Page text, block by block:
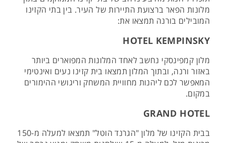
מלונות הפאר ברצועת התיירות של העיר. בין בתי הקזינו
המובילים בורנה תמצאו את:
HOTEL KEMPINSKY
מלון קמפינסקי נחשב לאחד המלונות המפוארים ביותר
באזור ורנה, ובתוך המלון תמצאו בית קזינו נעים ואינטימי
המאפשר לכם ליהנות מחוויית המשחק וריגושי ההימורים
במקום.
GRAND HOTEL
בבית הקזינו של מלון "הגרנד הוטל" תמצאו למעלה מ-150